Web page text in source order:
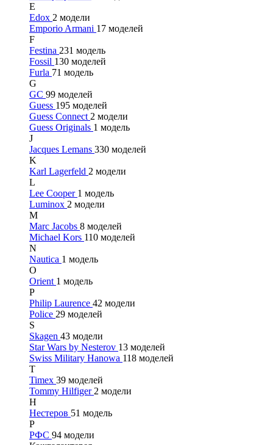
E
Edox 2 модели
Emporio Armani 17 моделей
F
Festina 231 модель
Fossil 130 моделей
Furla 71 модель
G
GC 99 моделей
Guess 195 моделей
Guess Connect 2 модели
Guess Originals 1 модель
J
Jacques Lemans 330 моделей
K
Karl Lagerfeld 2 модели
L
Lee Cooper 1 модель
Luminox 2 модели
M
Marc Jacobs 8 моделей
Michael Kors 110 моделей
N
Nautica 1 модель
O
Orient 1 модель
P
Philip Laurence 42 модели
Police 29 моделей
S
Skagen 43 модели
Star Wars by Nesterov 13 моделей
Swiss Military Hanowa 118 моделей
T
Timex 39 моделей
Tommy Hilfiger 2 модели
Н
Нестеров 51 модель
Р
РФС 94 модели